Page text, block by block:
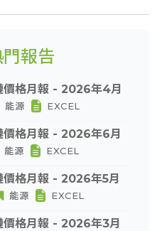
門報告
價格月報 - 2026年4月
能源 EXCEL
價格月報 - 2026年6月
能源 EXCEL
價格月報 - 2026年5月
能源 EXCEL
價格月報 - 2026年3月